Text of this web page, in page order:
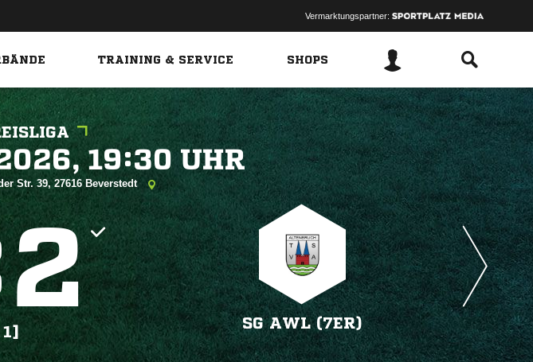
Vermarktungspartner:
TRAINING & SERVICE SHOPS
  
Str. 39, 27616 Beverstedt

SG AWL (7ER)